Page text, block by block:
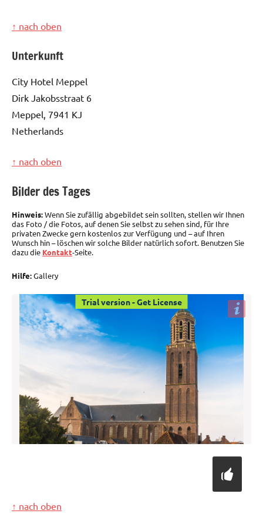
↑ nach oben
Unterkunft
City Hotel Meppel
Dirk Jakobsstraat 6
Meppel, 7941 KJ
Netherlands
↑ nach oben
Bilder des Tages
Hinweis:Wenn Sie zufällig abgebildet sein sollten, stellen wir Ihnen
das Foto / die Fotos, auf denen Sie selbst zu sehen sind, für Ihre
privaten Zwecke gern kostenlos zur Verfügung und – auf Ihren
Wunsch hin – löschen wir solche Bilder natürlich sofort. Benutzen Sie
dazu die Kontakt-Seite.
Hilfe:Gallery
Trial version - Get License
↑ nach oben